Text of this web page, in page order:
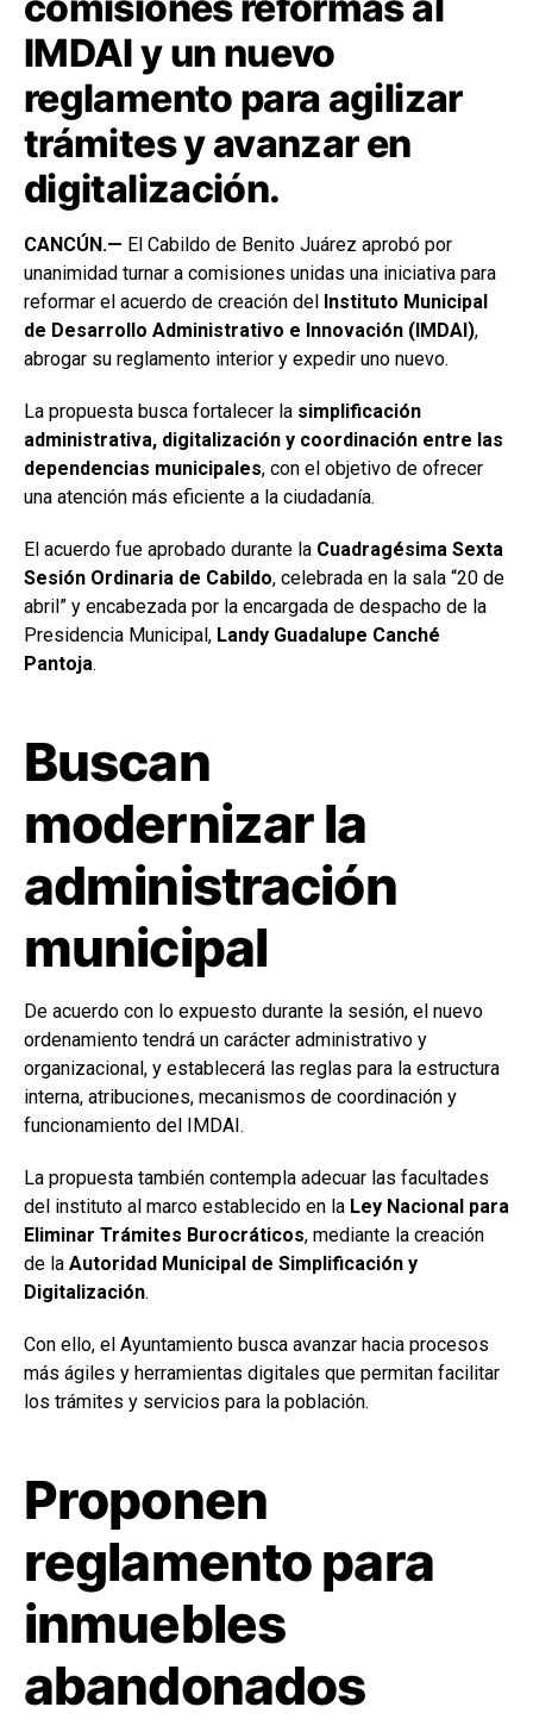
IMDAI y un nuevo
reglamento para agilizar
trámites y avanzar en
digitalización.
CANCÚN.— El Cabildo de Benito Juárez aprobó por
unanimidad turnar a comisiones unidas una iniciativa para
reformar el acuerdo de creación del Instituto Municipal
de Desarrollo Administrativo e Innovación (IMDAI),
abrogar su reglamento interior y expedir uno nuevo.
La propuesta busca fortalecer la simplificación
administrativa, digitalización y coordinación entre las
dependencias municipales, con el objetivo de ofrecer
una atención más eficiente a la ciudadanía.
El acuerdo fue aprobado durante la Cuadragésima Sexta
Sesión Ordinaria de Cabildo, celebrada en la sala “20 de
abril” y encabezada por la encargada de despacho de la
Presidencia Municipal, Landy Guadalupe Canché
Pantoja.
Buscan
modernizar la
administración
municipal
De acuerdo con lo expuesto durante la sesión, el nuevo
ordenamiento tendrá un carácter administrativo y
organizacional, y establecerá las reglas para la estructura
interna, atribuciones, mecanismos de coordinación y
funcionamiento del IMDAI.
La propuesta también contempla adecuar las facultades
del instituto al marco establecido en la Ley Nacional para
Eliminar Trámites Burocráticos, mediante la creación
de la Autoridad Municipal de Simplificación y
Digitalización.
Con ello, el Ayuntamiento busca avanzar hacia procesos
más ágiles y herramientas digitales que permitan facilitar
los trámites y servicios para la población.
Proponen
reglamento para
inmuebles
abandonados